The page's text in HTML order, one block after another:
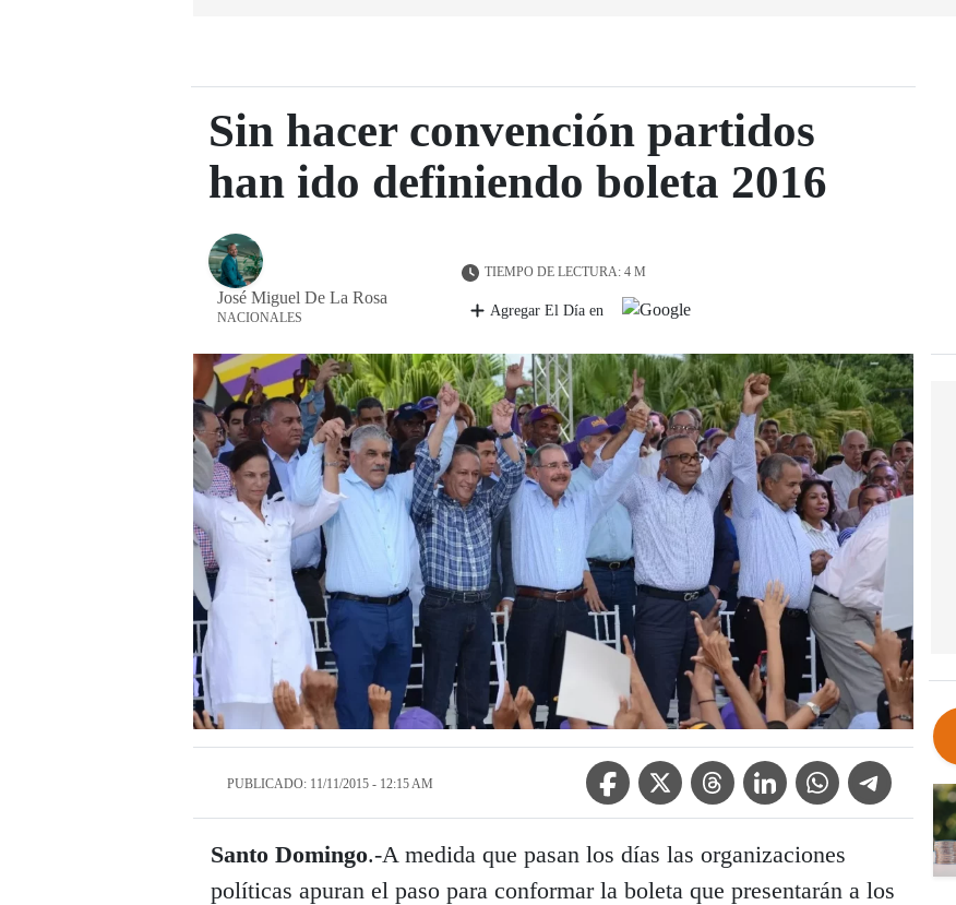
Sin hacer convención partidos
han ido definiendo boleta 2016
José Miguel De La Rosa
NACIONALES
TIEMPO DE LECTURA: 4 M
Agregar El Día en
PUBLICADO: 11/11/2015 - 12:15 AM
Facebook IconTwitter IconThreads IconLinkedin IconWhatsApp IconTelegram Icon
Santo Domingo.-A medida que pasan los días las organizaciones
políticas apuran el paso para conformar la boleta que presentarán a los